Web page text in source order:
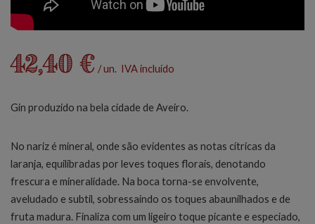
42,40 € / un. IVA incluído
Gin produzido na bela cidade de Aveiro.
No nariz é mineral, onde são evidentes as notas cítricas da
laranja, equilibradas por leves toques florais, denotando
frescura e mineralidade. Na boca torna-se envolvente,
aveludado e subtil, sobressaindo os toques abaunilhados e de
fruta madura. Finaliza com um ligeiro toque picante e especiado,